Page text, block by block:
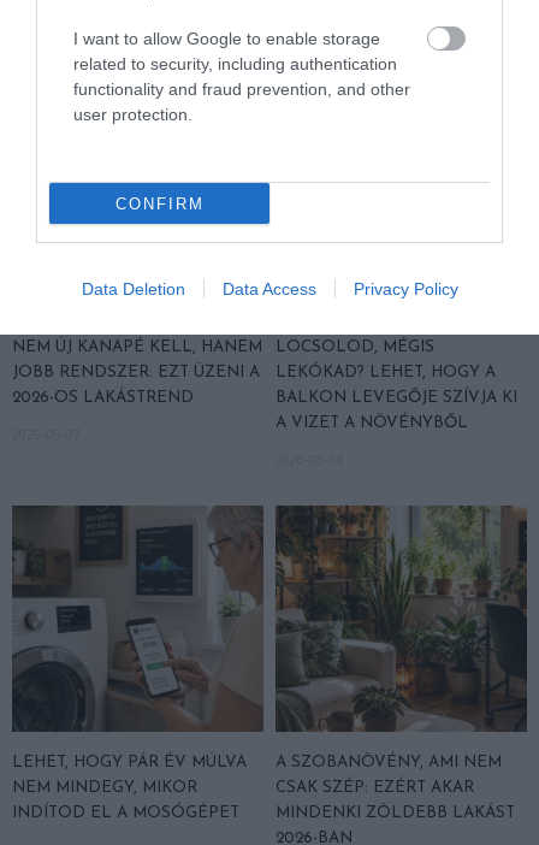
I want to allow Google to enable storage
related to security, including authentication
functionality and fraud prevention, and other
user protection.
CONFIRM
Data Deletion Data Access Privacy Policy
KAPCSOLÓDÓ OLVASMÁNY
NEM ÚJ KANAPÉ KELL, HANEM
JOBB RENDSZER: EZT ÜZENI A
2026-OS LAKÁSTREND
LOCSOLOD, MÉGIS
LEKÓKAD? LEHET, HOGY A
BALKON LEVEGŐJE SZÍVJA KI
A VIZET A NÖVÉNYBŐL
LEHET, HOGY PÁR ÉV MÚLVA
NEM MINDEGY, MIKOR
INDÍTOD EL A MOSÓGÉPET
A SZOBANÖVÉNY, AMI NEM
CSAK SZÉP: EZÉRT AKAR
MINDENKI ZÖLDEBB LAKÁST
2026-BAN